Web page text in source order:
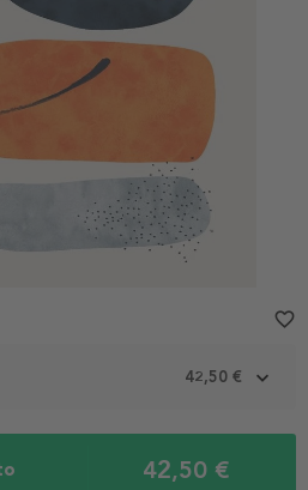
42,50 €
42,50 €
favorite_border